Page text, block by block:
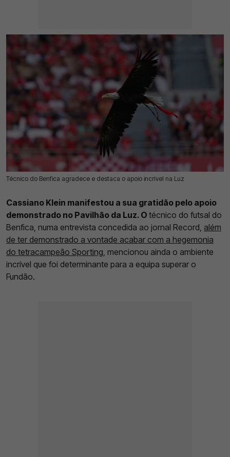
Técnico do Benfica agradece e destaca o apoio incrível na Luz
26 Dez 2024 | 15:49 | 0
Cassiano Klein manifestou a sua gratidão pelo apoio
demonstrado no Pavilhão da Luz. O técnico do futsal do
Benfica, numa entrevista concedida ao jornal Record, além
de ter demonstrado a vontade acabar com a hegemonia
do tetracampeão Sporting, mencionou ainda o ambiente
incrível que foi determinante para a equipa superar o
Fundão.